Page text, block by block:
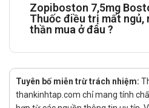
người.
Cách dùng:
Quá liều:
Nếu thấy bản thân đã sử
bác sĩ hoặc đến cơ sở y tế
Zopiboston 7,5mg
Thuốc điều trị mất ngủ,
thần mua ở đâu ?
Tuyên bố miễn trừ trách nhiệm:
thankinhtap.com chỉ mang tính